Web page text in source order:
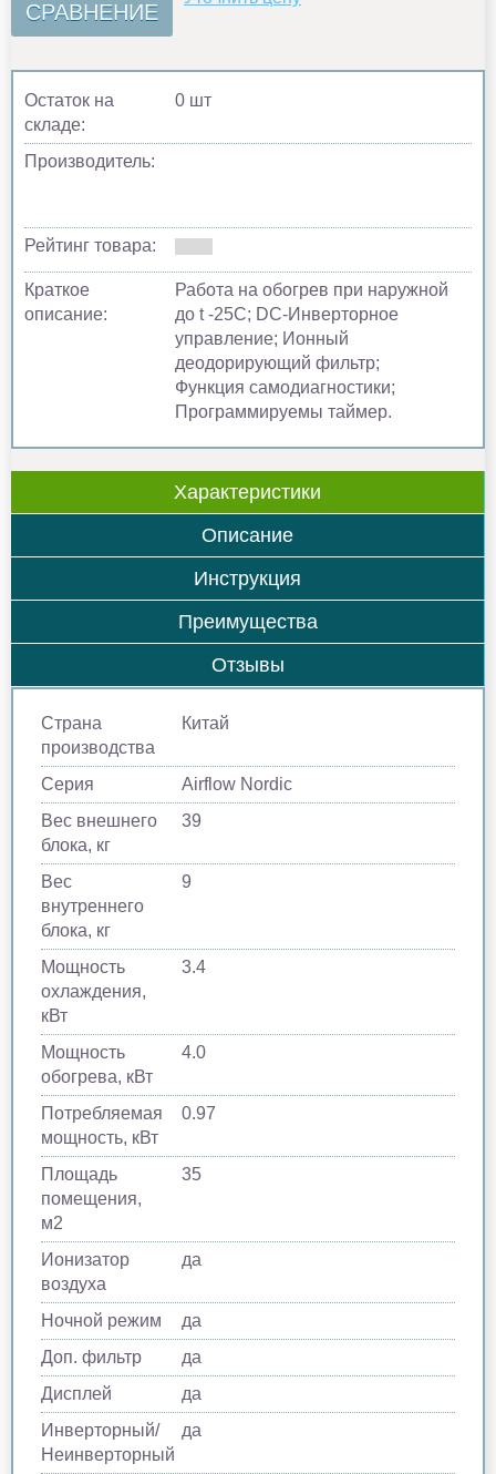
СРАВНЕНИЕ
Остаток на
складе:
0 шт
Производитель:
Рейтинг товара:
Краткое
описание:
Работа на обогрев при наружной
до t -25С; DC-Инверторное
управление; Ионный
деодорирующий фильтр;
Функция самодиагностики;
Программируемы таймер.
Характеристики
Описание
Инструкция
Преимущества
Отзывы
Страна
производства
Китай
Серия
Airflow Nordic
Вес внешнего
блока, кг
39
Вес
внутреннего
блока, кг
9
Мощность
охлаждения,
кВт
3.4
Мощность
обогрева, кВт
4.0
Потребляемая
мощность, кВт
0.97
Площадь
помещения,
м2
35
Ионизатор
воздуха
да
Ночной режим
да
Доп. фильтр
да
Дисплей
да
Инверторный/
Неинверторный
да